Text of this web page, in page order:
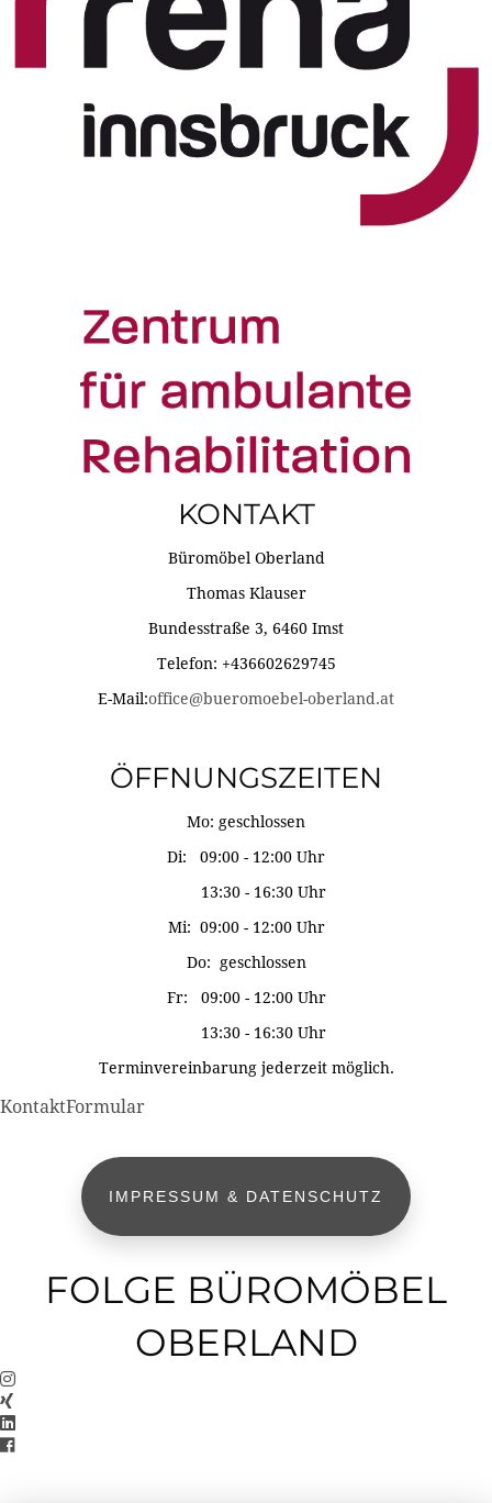
KONTAKT
Büromöbel Oberland
Thomas Klauser
Bundesstraße 3, 6460 Imst
Telefon: +436602629745
E-Mail:office@bueromoebel-oberland.at
ÖFFNUNGSZEITEN
Mo: geschlossen
Di: 09:00 - 12:00 Uhr
13:30 - 16:30 Uhr
Mi: 09:00 - 12:00 Uhr
Do: geschlossen
Fr: 09:00 - 12:00 Uhr
13:30 - 16:30 Uhr
Terminvereinbarung jederzeit möglich.
KontaktFormular
IMPRESSUM & DATENSCHUTZ
FOLGE BÜROMÖBEL
OBERLAND